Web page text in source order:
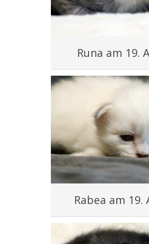
Runa am 19.
Rabea am 19.